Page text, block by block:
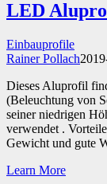
LED
Einbauprofile
Rainer Pollach
Dieses Aluprofil
(Beleuchtung von
seiner niedrigen
verwendet .
Gewicht und gute
Learn More